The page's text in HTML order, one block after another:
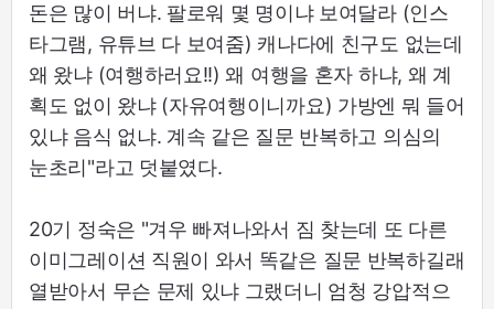
돈은 많이 버냐. 팔로워 몇 명이냐 보여달라 (인스
타그램, 유튜브 다 보여줌) 캐나다에 친구도 없는데
왜 왔냐 (여행하러요!!) 왜 여행을 혼자 하냐, 왜 계
획도 없이 왔냐 (자유여행이니까요) 가방엔 뭐 들어
있냐 음식 없냐. 계속 같은 질문 반복하고 의심의
눈초리"라고 덧붙였다.
20기 정숙은 "겨우 빠져나와서 짐 찾는데 또 다른
이미그레이션 직원이 와서 똑같은 질문 반복하길래
열받아서 무슨 문제 있냐 그랬더니 엄청 강압적으